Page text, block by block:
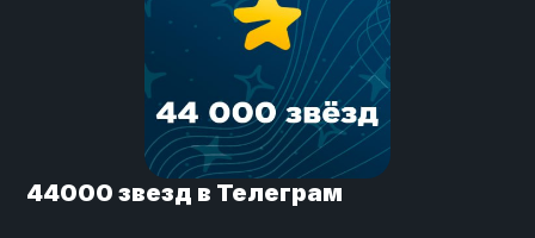
44000 звезд в Телеграм